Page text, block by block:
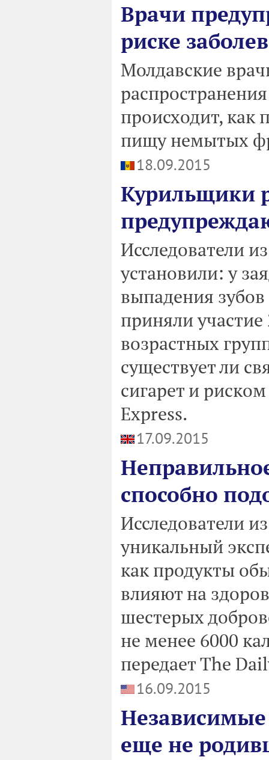
Врачи
риске
Молдавские
происходит, как
пищу немытых
18.09.2015
Курильщики
Исследователи
установили: у
выпадения
приняли участие
возрастных
существует ли
сигарет и
Express.
17.09.2015
способно
Исследователи
уникальный
как продукты
влияют на
шестерых
не менее 6000
передает The
16.09.2015
еще не